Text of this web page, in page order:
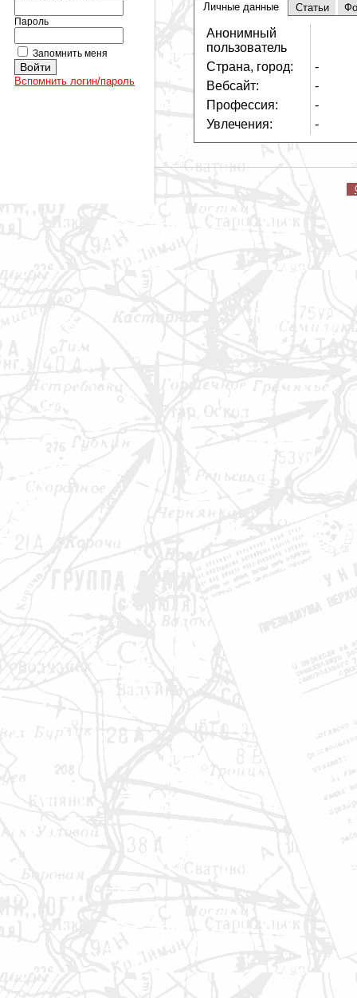
Пароль
Запомнить меня
Вспомнить логин/пароль
Личные данные Статьи
Анонимный
пользователь
Страна, город:
-
Вебсайт:
-
Профессия:
-
Увлечения:
-